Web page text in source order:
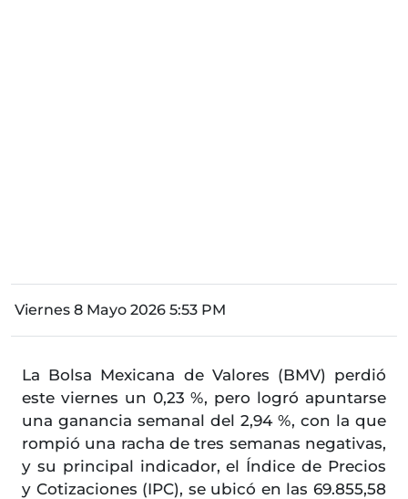
Viernes 8 Mayo 2026 5:53 PM
La Bolsa Mexicana de Valores (BMV) perdió
este viernes un 0,23 %, pero logró apuntarse
una ganancia semanal del 2,94 %, con la que
rompió una racha de tres semanas negativas,
y su principal indicador, el Índice de Precios
y Cotizaciones (IPC), se ubicó en las 69.855,58